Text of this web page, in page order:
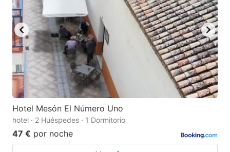
Hotel Mesón El Número Uno
hotel · 2 Huéspedes · 1 Dormitorio
47 € por noche